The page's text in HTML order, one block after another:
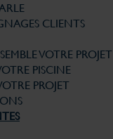
CLIENTS
VOTRE PROJET
PISCINE
PROJET